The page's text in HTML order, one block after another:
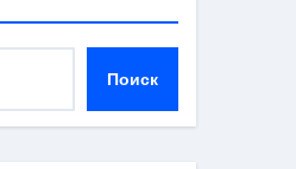
Поиск